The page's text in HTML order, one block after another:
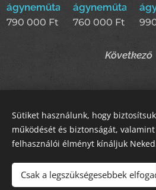
ágyneműtartós
790 000 Ft
ágyneműtartós
760 000 Ft
Következő
STIL GALLERY
Sütiket használunk, hogy
működését és biztonságát,
felhasználói élményt kínáljuk
Csak a legszükségesebbek